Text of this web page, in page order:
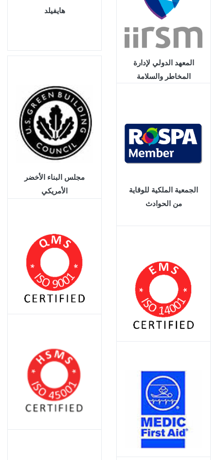
هايفيلد
المعهد الدولي لإدارة
المخاطر والسلامة
مجلس البناء الأخضر
الأمريكي
الجمعية الملكية للوقاية
من الحوادث